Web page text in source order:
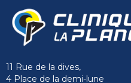
11 Rue de la dives,
4 Place de la demi-lune